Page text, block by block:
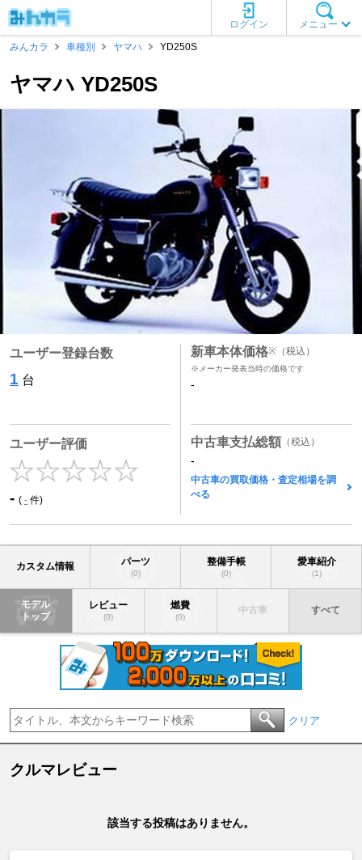
メニュー
ログイン
みんカラ
車種別 ヤマハ YD250S
ヤマハ YD250S
ユーザー登録台数
1 台
ユーザー評価
- ( - 件)
新車本体価格※ （税込）
※メーカー発表当時の価格です
-
中古車支払総額 （税込）
-
中古車の買取価格・査定相場を調
べる
カスタム情報 パーツ
(0)
整備手帳
(0)
愛車紹介
(1)
モデル
トップ
レビュー
(0)
燃費
(0)
中古車 すべて
クリア
クルマレビュー
該当する投稿はありません。